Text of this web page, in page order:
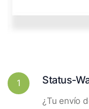
1 Status-
¿Tu envío